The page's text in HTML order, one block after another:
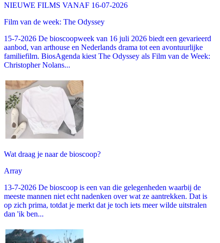
NIEUWE FILMS VANAF 16-07-2026
Film van de week: The Odyssey
15-7-2026 De bioscoopweek van 16 juli 2026 biedt een gevarieerd
aanbod, van arthouse en Nederlands drama tot een avontuurlijke
familiefilm. BiosAgenda kiest The Odyssey als Film van de Week:
Christopher Nolans...
Wat draag je naar de bioscoop?
Array
13-7-2026 De bioscoop is een van die gelegenheden waarbij de
meeste mannen niet echt nadenken over wat ze aantrekken. Dat is
op zich prima, totdat je merkt dat je toch iets meer wilde uitstralen
dan 'ik ben...